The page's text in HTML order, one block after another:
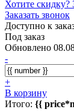
Хотите скидку?
Заказать звонок
Доступно к
Под заказ
Обновлено
-
+
В корзину
Итого: {{